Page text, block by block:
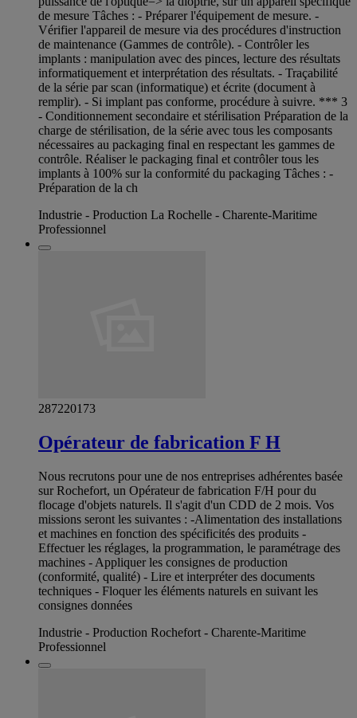
de mesure Tâches : - Préparer l'équipement de mesure. -
Vérifier l'appareil de mesure via des procédures d'instruction
de maintenance (Gammes de contrôle). - Contrôler les
implants : manipulation avec des pinces, lecture des résultats
informatiquement et interprétation des résultats. - Traçabilité
de la série par scan (informatique) et écrite (document à
remplir). - Si implant pas conforme, procédure à suivre. *** 3
- Conditionnement secondaire et stérilisation Préparation de la
charge de stérilisation, de la série avec tous les composants
nécessaires au packaging final en respectant les gammes de
contrôle. Réaliser le packaging final et contrôler tous les
implants à 100% sur la conformité du packaging Tâches : -
Préparation de la ch
Industrie - Production La Rochelle - Charente-Maritime
Professionnel
287220173
Opérateur de fabrication F H
Nous recrutons pour une de nos entreprises adhérentes basée
sur Rochefort, un Opérateur de fabrication F/H pour du
flocage d'objets naturels. Il s'agit d'un CDD de 2 mois. Vos
missions seront les suivantes : -Alimentation des installations
et machines en fonction des spécificités des produits -
Effectuer les réglages, la programmation, le paramétrage des
machines - Appliquer les consignes de production
(conformité, qualité) - Lire et interpréter des documents
techniques - Floquer les éléments naturels en suivant les
consignes données
Industrie - Production Rochefort - Charente-Maritime
Professionnel